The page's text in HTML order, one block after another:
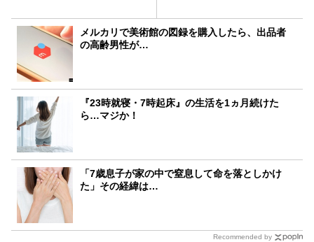
メルカリで美術館の図録を購入したら、出品者
の高齢男性が…
『23時就寝・7時起床』の生活を1ヵ月続けた
ら…マジか！
「7歳息子が家の中で窒息して命を落としかけ
た」その経緯は…
Recommended by